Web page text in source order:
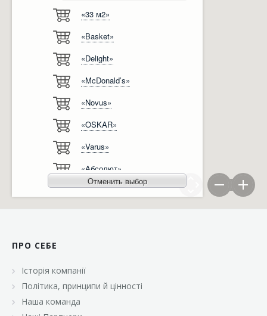
Ліцензії, сертифікати, дипломи
Автоматизація
Модернізація
«33 м2»
«Basket»
«Delight»
«McDonald’s»
«Novus»
«OSKAR»
«Varus»
«Абсолют»
«Агро-Овен»
Отменить выбор
ПРО СЕБЕ
Історія компанії
Політика, принципи й цінності
Наша команда